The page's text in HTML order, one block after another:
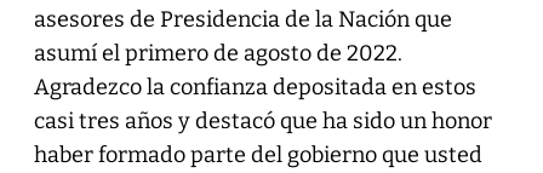
asesores de Presidencia de la Nación que
asumí el primero de agosto de 2022.
Agradezco la confianza depositada en estos
casi tres años y destacó que ha sido un honor
haber formado parte del gobierno que usted